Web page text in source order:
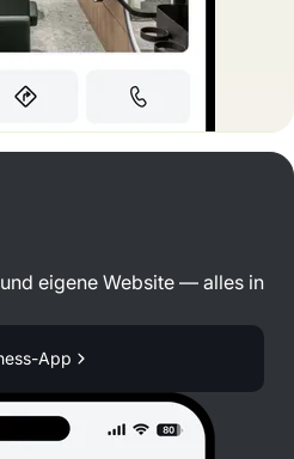
eigene Website — alles in
App